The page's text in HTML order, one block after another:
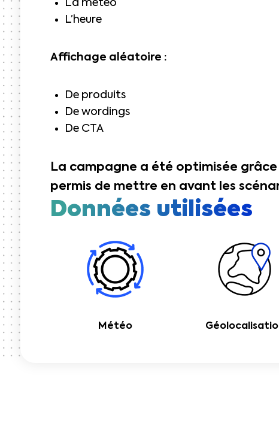
La météo
L’heure
Affichage aléatoire :
De produits
De wordings
De CTA
La campagne a été optimisée
permis de mettre en avant les
Données utilisées
Météo